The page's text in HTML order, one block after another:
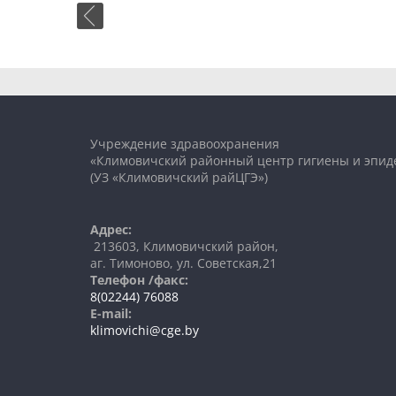
Учреждение здравоохранения
«Климовичский районный центр гигиены и
(УЗ «Климовичский райЦГЭ»)
Адрес:
213603, Климовичский район,
аг. Тимоново, ул. Советская,21
Телефон /факс:
8(02244) 76088
E-mail:
klimovichi@cge.by